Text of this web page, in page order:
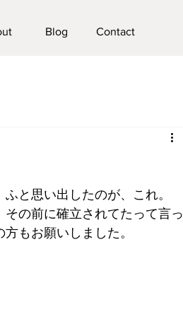
Blog Contact
と思い出したのが、これ。
の前に確立されてたって言っ
もお願いしました。